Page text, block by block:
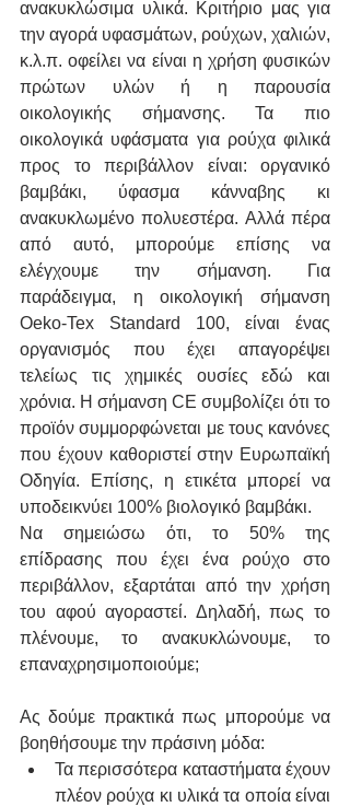
ανακυκλώσιμα υλικά. Κριτήριο μας για
την αγορά υφασμάτων, ρούχων, χαλιών,
κ.λ.π. οφείλει να είναι η χρήση φυσικών
πρώτων υλών ή η παρουσία
οικολογικής σήμανσης. Τα πιο
οικολογικά υφάσματα για ρούχα φιλικά
προς το περιβάλλον είναι: οργανικό
βαμβάκι, ύφασμα κάνναβης κι
ανακυκλωμένο πολυεστέρα. Αλλά πέρα
από αυτό, μπορούμε επίσης να
ελέγχουμε την σήμανση. Για
παράδειγμα, η οικολογική σήμανση
Oeko-Tex Standard 100, είναι ένας
οργανισμός που έχει απαγορέψει
τελείως τις χημικές ουσίες εδώ και
χρόνια. Η σήμανση CE συμβολίζει ότι το
προϊόν συμμορφώνεται με τους κανόνες
που έχουν καθοριστεί στην Ευρωπαϊκή
Οδηγία. Επίσης, η ετικέτα μπορεί να
υποδεικνύει 100% βιολογικό βαμβάκι.
Να σημειώσω ότι, το 50% της
επίδρασης που έχει ένα ρούχο στο
περιβάλλον, εξαρτάται από την χρήση
του αφού αγοραστεί. Δηλαδή, πως το
πλένουμε, το ανακυκλώνουμε, το
επαναχρησιμοποιούμε;
Ας δούμε πρακτικά πως μπορούμε να
βοηθήσουμε την πράσινη μόδα:
Τα περισσότερα καταστήματα έχουν
πλέον ρούχα κι υλικά τα οποία είναι